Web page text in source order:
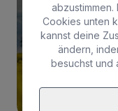
Cookies unten
kannst deine
ändern,
besuchst und